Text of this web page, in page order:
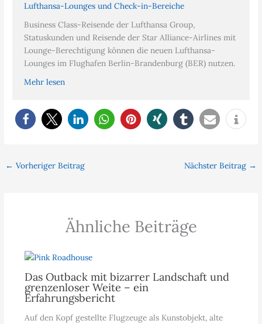
Lufthansa-Lounges und Check-in-Bereiche
Business Class-Reisende der Lufthansa Group,
Statuskunden und Reisende der Star Alliance-Airlines mit
Lounge-Berechtigung können die neuen Lufthansa-
Lounges im Flughafen Berlin-Brandenburg (BER) nutzen.
Mehr lesen
← Vorheriger Beitrag Nächster Beitrag →
Ähnliche Beiträge
Das Outback mit bizarrer Landschaft und
grenzenloser Weite – ein
Erfahrungsbericht
Auf den Kopf gestellte Flugzeuge als Kunstobjekt, alte